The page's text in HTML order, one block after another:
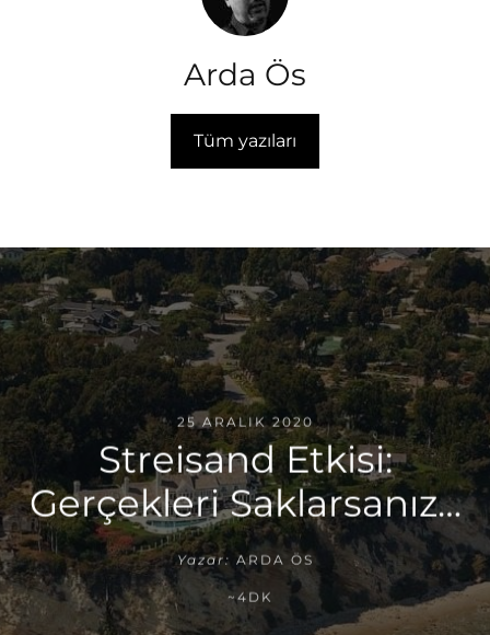
Arda Ös
Tüm yazıları
25 ARALIK 2020
Streisand Etkisi:
Gerçekleri Saklarsanız…
Yazar: ARDA ÖS
~4DK